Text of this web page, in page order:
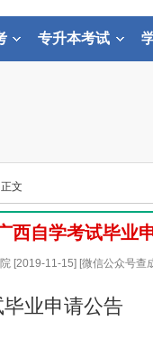
专升本考试
文
西自学考试毕业
[2019-11-15] [微信公众号查
业申请公告